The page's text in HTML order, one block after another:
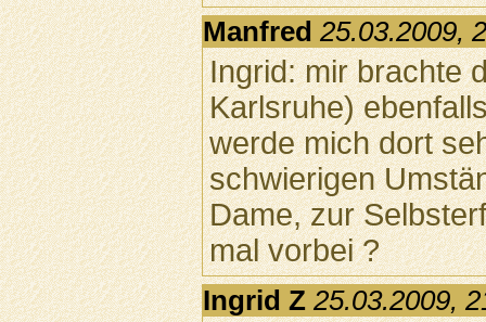
Manfred 25.03.2009,
Ingrid: mir brachte
Karlsruhe)
werde mich dort
schwierigen
Dame, zur
mal vorbei ?
Ingrid Z 25.03.2009,